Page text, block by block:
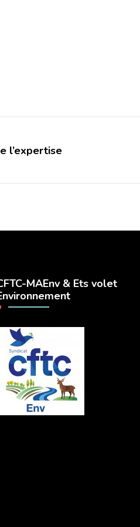
l’expertise
MAEnv & Ets volet